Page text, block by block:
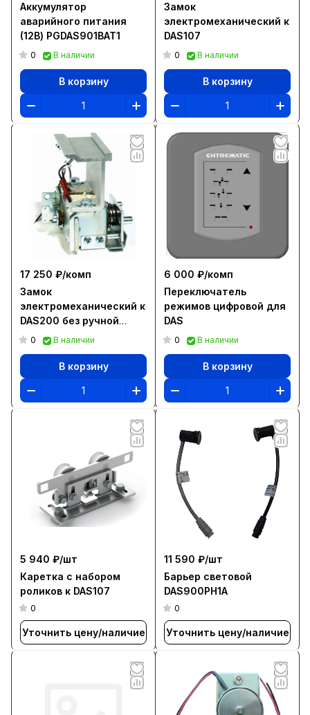
Аккумулятор
аварийного питания
(12В) PGDAS901BAT1
0 В наличии
В корзину
Замок
электромеханический к
DAS107
0 В наличии
В корзину
17 250 ₽/комп
Замок
электромеханический к
DAS200 без ручной
разблокировки
0 В наличии
В корзину
6 000 ₽/комп
Переключатель
режимов цифровой для
DAS
0 В наличии
В корзину
5 940 ₽/шт
Каретка с набором
роликов к DAS107
0
Уточнить цену/наличие
11 590 ₽/шт
Барьер световой
DAS900PH1A
0
Уточнить цену/наличие